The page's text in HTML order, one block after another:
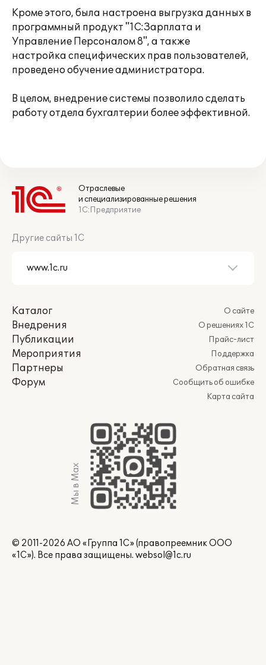
Кроме этого, была настроена выгрузка данных в
программный продукт "1С:Зарплата и
Управление Персоналом 8", а также
настройка специфических прав пользователей,
проведено обучение администратора.
В целом, внедрение системы позволило сделать
работу отдела бухгалтерии более эффективной.
Отраслевые
и специализированные решения
1С:Предприятие
Другие сайты 1С
Каталог
Внедрения
Публикации
Мероприятия
Партнеры
Форум
О сайте
О решениях 1С
Прайс-лист
Поддержка
Обратная связь
Сообщить об ошибке
Карта сайта
Мы в Max
© 2011-2026 АО «Группа 1С» (правопреемник ООО
«1С»). Все права защищены. websol@1c.ru